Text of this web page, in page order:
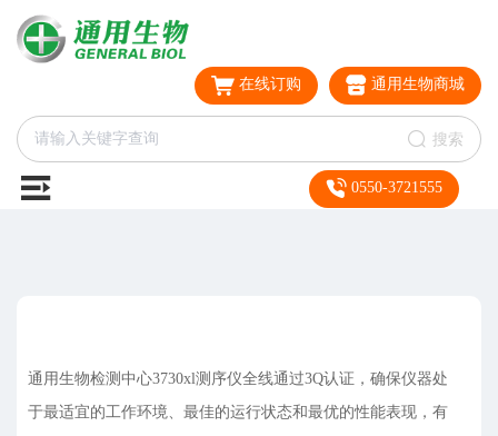
在线订购 通用生物商城
搜索
0550-3721555
通用生物检测中心3730xl测序仪全线通过3Q认证，确保仪器处
于最适宜的工作环境、最佳的运行状态和最优的性能表现，有